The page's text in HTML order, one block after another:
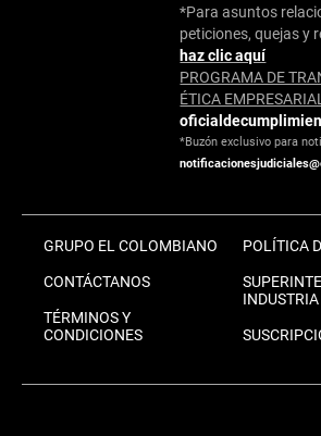
*Para asuntos
peticiones, quejas y
haz clic aquí
PROGRAMA DE
ÉTICA
*Buzón exclusivo para
GRUPO EL COLOMBIANO
CONTÁCTANOS
TÉRMINOS Y
CONDICIONES
POLÍTICA